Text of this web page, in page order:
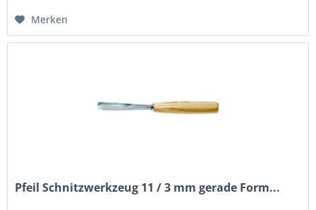
Merken
Pfeil Schnitzwerkzeug 11 / 3 mm gerade Form...